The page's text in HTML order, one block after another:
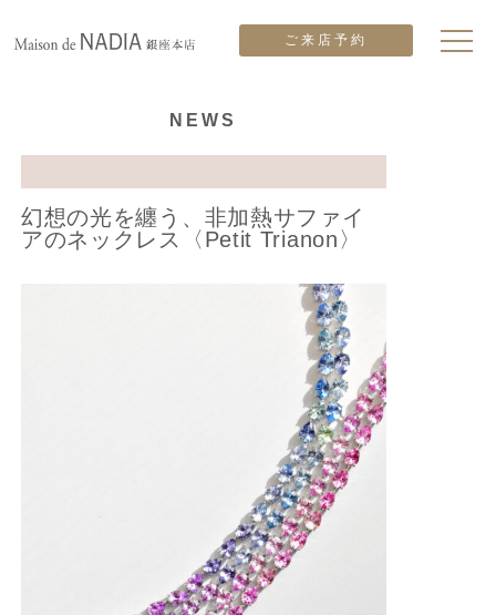
ご来店予約
NEWS
幻想の光を纏う、非加熱サファイ
アのネックレス〈Petit Trianon〉